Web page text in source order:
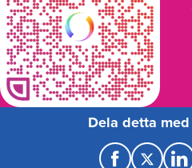
Dela detta
F
T